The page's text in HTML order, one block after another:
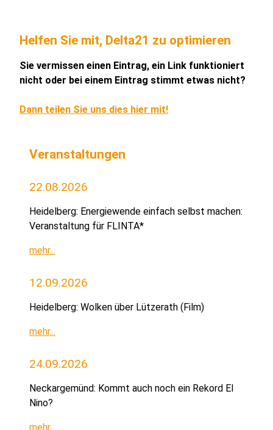
Helfen Sie mit, Delta21 zu optimieren
Sie vermissen einen Eintrag, ein Link funktioniert
nicht oder bei einem Eintrag stimmt etwas nicht?
Dann teilen Sie uns dies hier mit!
Veranstaltungen
22.08.2026
Heidelberg: Energiewende einfach selbst machen:
Veranstaltung für FLINTA*
mehr...
12.09.2026
Heidelberg: Wolken über Lützerath (Film)
mehr...
24.09.2026
Neckargemünd: Kommt auch noch ein Rekord El
Nino?
mehr...